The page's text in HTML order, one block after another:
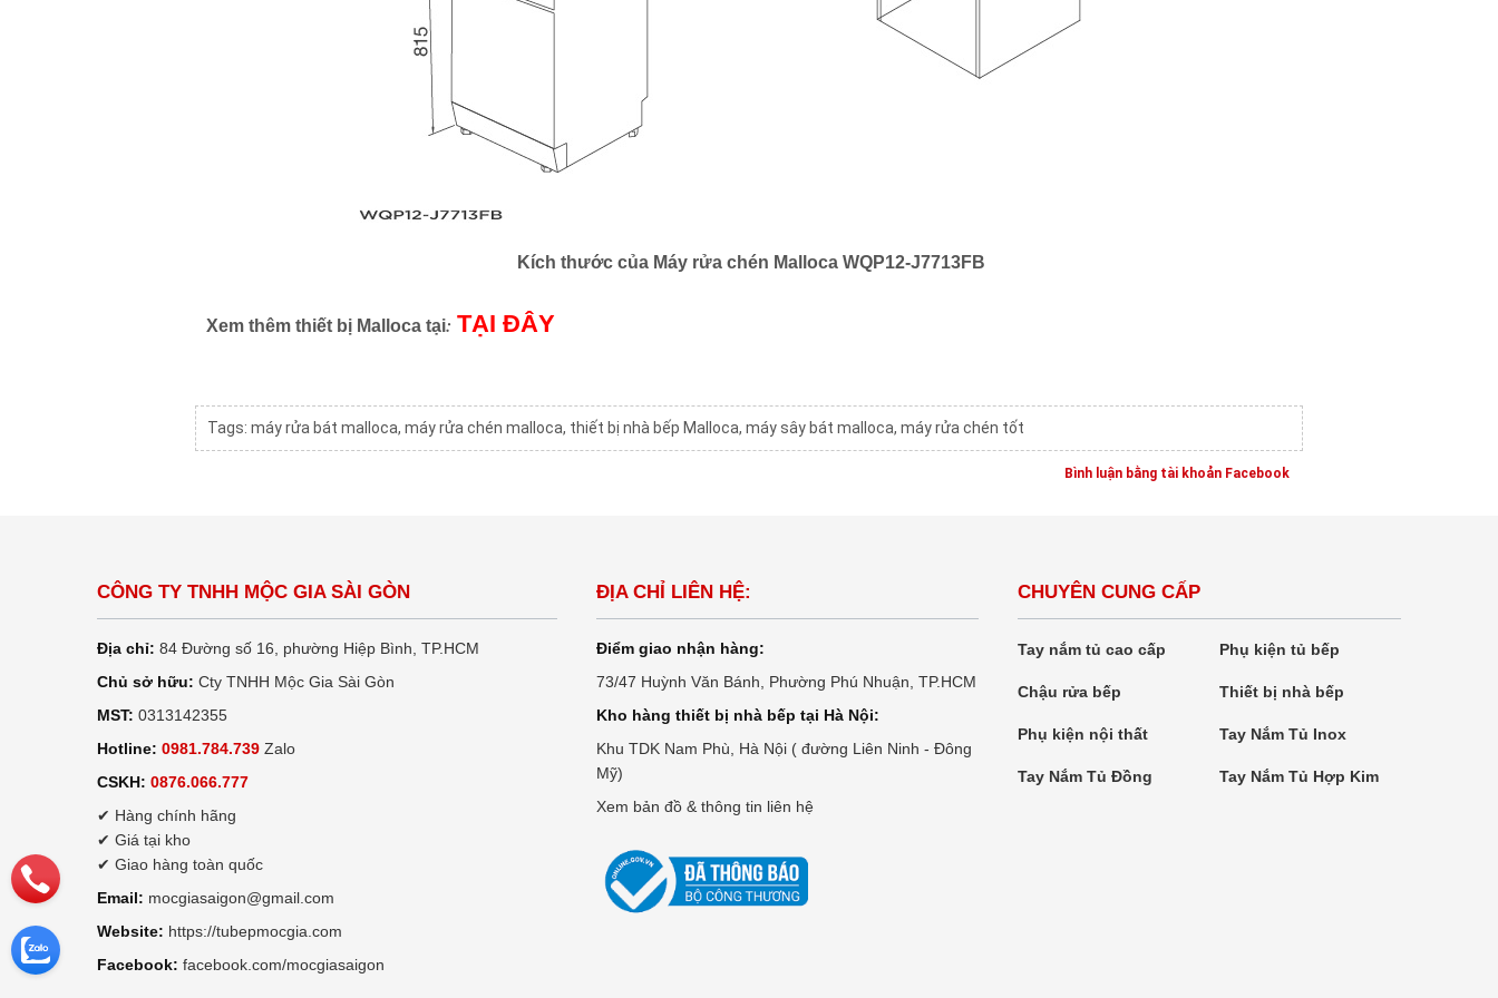
Kích thước của Máy rửa chén Malloca WQP12-J7713FB
Xem thêm thiết bị Malloca tại: TẠI ĐÂY
Tags: máy rửa bát malloca, máy rửa chén malloca, thiết bị nhà bếp Malloca, máy sây bát malloca, máy rửa chén tốt
Bình luận bằng tài khoản Facebook
CÔNG TY TNHH MỘC GIA SÀI GÒN
Địa chỉ: 84 Đường số 16, phường Hiệp Bình, TP.HCM
Chủ sở hữu: Cty TNHH Mộc Gia Sài Gòn
MST: 0313142355
Hotline: 0981.784.739 Zalo
CSKH: 0876.066.777
✔ Hàng chính hãng
✔ Giá tại kho
✔ Giao hàng toàn quốc
Email: mocgiasaigon@gmail.com
Website: https://tubepmocgia.com
Facebook: facebook.com/mocgiasaigon
ĐỊA CHỈ LIÊN HỆ:
Điểm giao nhận hàng:
73/47 Huỳnh Văn Bánh, Phường Phú Nhuận, TP.HCM
Kho hàng thiết bị nhà bếp tại Hà Nội:
Khu TDK Nam Phù, Hà Nội ( đường Liên Ninh - Đông
Mỹ)
Xem bản đồ & thông tin liên hệ
CHUYÊN CUNG CẤP
Tay nắm tủ cao cấp Phụ kiện tủ bếp
Chậu rửa bếp Thiết bị nhà bếp
Phụ kiện nội thất Tay Nắm Tủ Inox
Tay Nắm Tủ Đồng Tay Nắm Tủ Hợp Kim